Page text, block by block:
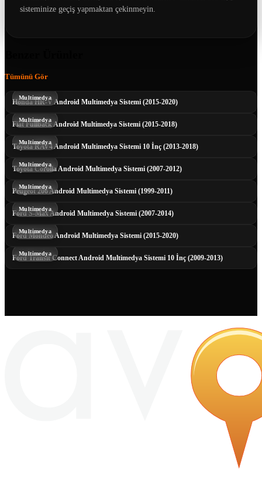
sisteminize geçiş yapmaktan çekinmeyin.
Tümünü Gör
Honda HR-V Android Multimedya Sistemi (2015-2020)
Multimedya
Fiat Fullback Android Multimedya Sistemi (2015-2018)
Multimedya
Toyota RAV4 Android Multimedya Sistemi 10 İnç (2013-2018)
Multimedya
Toyota Corolla Android Multimedya Sistemi (2007-2012)
Multimedya
Peugeot 206 Android Multimedya Sistemi (1999-2011)
Multimedya
Ford S-Max Android Multimedya Sistemi (2007-2014)
Multimedya
Ford Mondeo Android Multimedya Sistemi (2015-2020)
Multimedya
Ford Transit Connect Android Multimedya Sistemi 10 İnç (2009-2013)
Multimedya